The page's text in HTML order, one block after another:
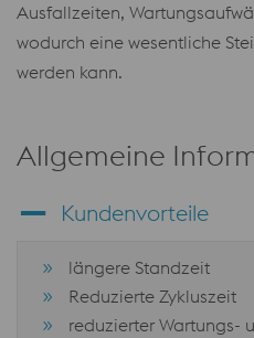
Ausfallzeiten,
wodurch eine wesentliche
werden kann.
Allgemeine
Kundenvorteile
längere Standzeit
Reduzierte Zykluszeit
reduzierter Wartungs-